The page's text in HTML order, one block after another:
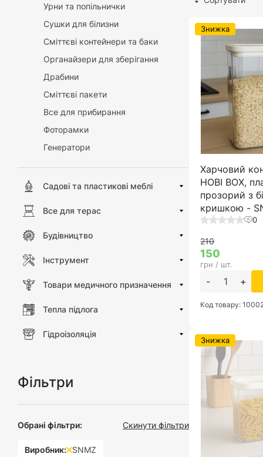
Урни та попільнички
Сушки для білизни
Сміттєві контейнери та баки
Органайзери для зберігання
Драбини
Сміттєві пакети
Все для прибирання
Фоторамки
Генератори
Садові та пластикові меблі
Все для терас
Будівництво
Інструмент
Товари медичного призначення
Тепла підлога
Гідроізоляція
Фільтри
Обрані фільтри: Скинути фільтри
Виробник: SNMZ
Харчовий
HOBI BOX,
прозорий з
кришкою -
0
Знижка
210
150
грн / шт.
- +
Код товару:
Знижка